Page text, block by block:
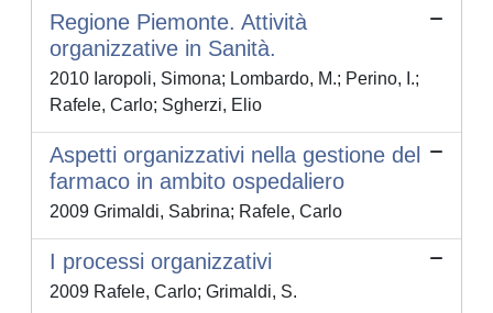
Regione Piemonte. Attività
organizzative in Sanità.
2010 Iaropoli, Simona; Lombardo, M.; Perino, I.;
Rafele, Carlo; Sgherzi, Elio
Aspetti organizzativi nella gestione del
farmaco in ambito ospedaliero
2009 Grimaldi, Sabrina; Rafele, Carlo
I processi organizzativi
2009 Rafele, Carlo; Grimaldi, S.